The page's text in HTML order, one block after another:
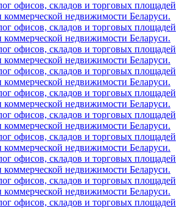
офисов, складов и торговых площадей
коммерческой недвижимости Беларуси.
офисов, складов и торговых площадей
коммерческой недвижимости Беларуси.
офисов, складов и торговых площадей
коммерческой недвижимости Беларуси.
офисов, складов и торговых площадей
коммерческой недвижимости Беларуси.
офисов, складов и торговых площадей
коммерческой недвижимости Беларуси.
офисов, складов и торговых площадей
коммерческой недвижимости Беларуси.
офисов, складов и торговых площадей
коммерческой недвижимости Беларуси.
офисов, складов и торговых площадей
коммерческой недвижимости Беларуси.
офисов, складов и торговых площадей
коммерческой недвижимости Беларуси.
офисов, складов и торговых площадей